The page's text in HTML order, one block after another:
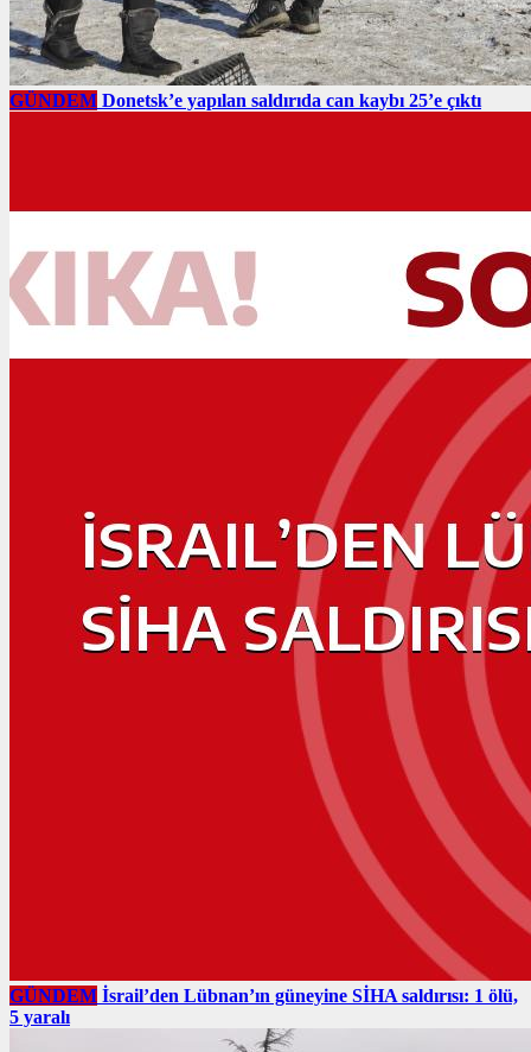
GÜNDEM Donetsk’e yapılan saldırıda can kaybı 25’e çıktı
GÜNDEM İsrail’den Lübnan’ın güneyine SİHA saldırısı: 1 ölü,
5 yaralı